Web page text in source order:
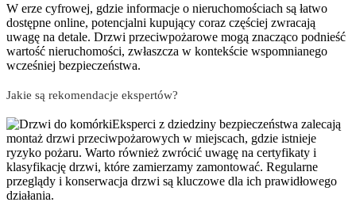
W erze cyfrowej, gdzie informacje o nieruchomościach są łatwo
dostępne online, potencjalni kupujący coraz częściej zwracają
uwagę na detale. Drzwi przeciwpożarowe mogą znacząco podnieść
wartość nieruchomości, zwłaszcza w kontekście wspomnianego
wcześniej bezpieczeństwa.
Jakie są rekomendacje ekspertów?
Eksperci z dziedziny bezpieczeństwa zalecają
montaż drzwi przeciwpożarowych w miejscach, gdzie istnieje
ryzyko pożaru. Warto również zwrócić uwagę na certyfikaty i
klasyfikację drzwi, które zamierzamy zamontować. Regularne
przeglądy i konserwacja drzwi są kluczowe dla ich prawidłowego
działania.